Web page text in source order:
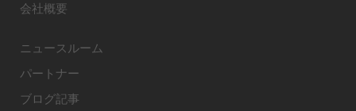
会社概要
ニュースルーム
パートナー
ブログ記事